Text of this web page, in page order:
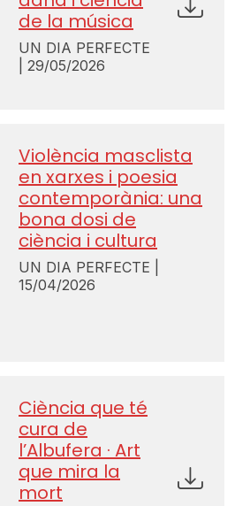
de la música
UN DIA PERFECTE
| 29/05/2026
Violència masclista
en xarxes i poesia
contemporània: una
bona dosi de
ciència i cultura
UN DIA PERFECTE |
15/04/2026
Ciència que té
cura de
l’Albufera · Art
que mira la
mort